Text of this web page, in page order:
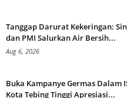
Tanggap Darurat Kekeringan:
dan PMI Salurkan Air Bersih...
Aug 6, 2026
Buka Kampanye Germas Dalam
Kota Tebing Tinggi Apresiasi...